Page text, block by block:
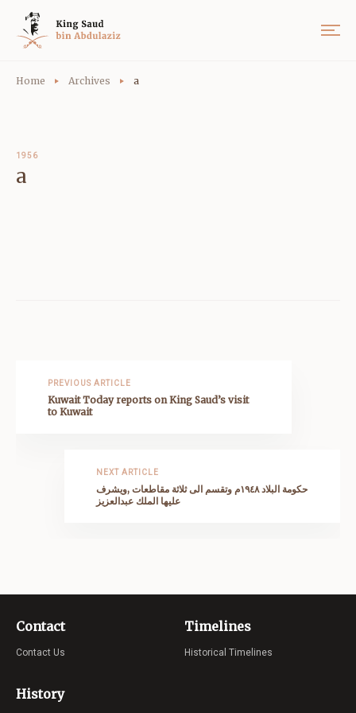
Home Archives a
1956
a
PREVIOUS ARTICLE
Kuwait Today reports on King Saud’s visit
to Kuwait
NEXT ARTICLE
حكومة البلاد ١٩٤٨م وتقسم الى ثلاثة مقاطعات ,ويشرف
عليها الملك عبدالعزيز
Contact
Contact Us
Timelines
Historical Timelines
History